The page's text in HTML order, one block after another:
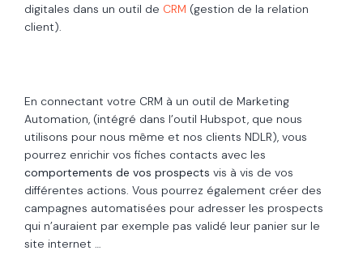
digitales dans un outil de CRM (gestion de la relation
client).
En connectant votre CRM à un outil de Marketing
Automation, (intégré dans l’outil Hubspot, que nous
utilisons pour nous même et nos clients NDLR), vous
pourrez enrichir vos fiches contacts avec les
comportements de vos prospects vis à vis de vos
différentes actions. Vous pourrez également créer des
campagnes automatisées pour adresser les prospects
qui n’auraient par exemple pas validé leur panier sur le
site internet …